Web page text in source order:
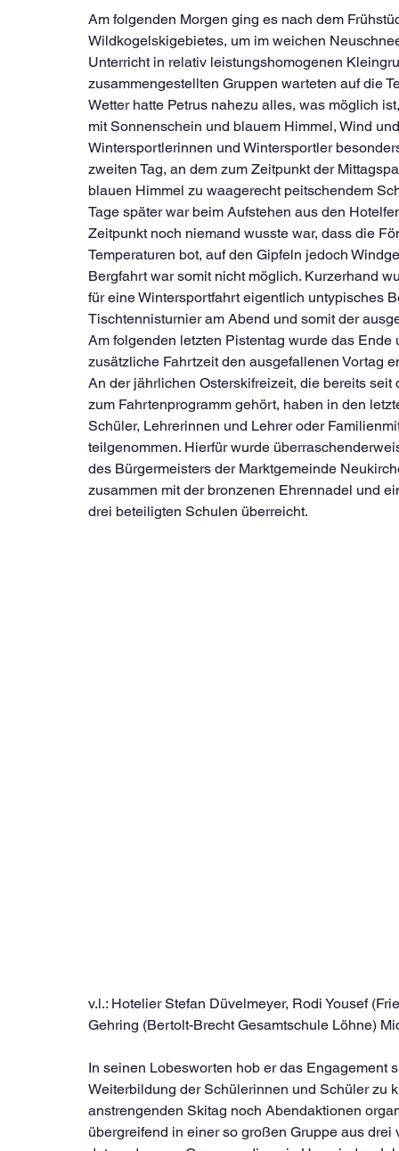
Am folgenden Morgen ging es nach dem
Wildkogelskigebietes, um im weichen
Unterricht in relativ leistungshomogenen
zusammengestellten Gruppen warteten auf die
Wetter hatte Petrus nahezu alles, was möglich
mit Sonnenschein und blauem Himmel, Wind
Wintersportlerinnen und Wintersportler
zweiten Tag, an dem zum Zeitpunkt der
blauen Himmel zu waagerecht peitschendem
Tage später war beim Aufstehen aus den
Zeitpunkt noch niemand wusste war, dass die
Temperaturen bot, auf den Gipfeln jedoch
Bergfahrt war somit nicht möglich. Kurzerhand
für eine Wintersportfahrt eigentlich untypisches
Tischtennisturnier am Abend und somit der
Am folgenden letzten Pistentag wurde das
zusätzliche Fahrtzeit den ausgefallenen Vortag
An der jährlichen Osterskifreizeit, die bereits
zum Fahrtenprogramm gehört, haben in den
Schüler, Lehrerinnen und Lehrer oder
teilgenommen. Hierfür wurde
des Bürgermeisters der Marktgemeinde
zusammen mit der bronzenen Ehrennadel und
drei beteiligten Schulen überreicht.
v.l.: Hotelier Stefan Düvelmeyer, Rodi Yousef
Gehring (Bertolt-Brecht Gesamtschule Löhne)
In seinen Lobesworten hob er das
Weiterbildung der Schülerinnen und Schüler zu
anstrengenden Skitag noch Abendaktionen
übergreifend in einer so großen Gruppe aus